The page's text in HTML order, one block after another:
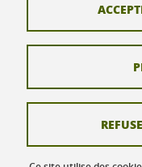
Crédits
Gestion des cookies